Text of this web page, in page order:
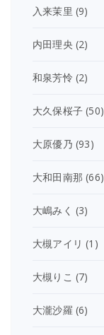
入来茉里 (9)
内田理央 (2)
和泉芳怜 (2)
大久保桜子 (50)
大原優乃 (93)
大和田南那 (66)
大嶋みく (3)
大槻アイリ (1)
大槻りこ (7)
大瀧沙羅 (6)